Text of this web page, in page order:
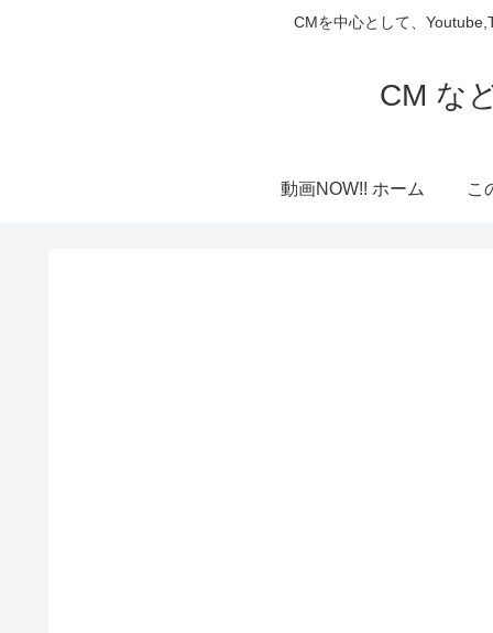
CMを中心として、
CM な
動画NOW!! ホーム こ